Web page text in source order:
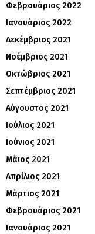
Φεβρουάριος 2022
Ιανουάριος 2022
Δεκέμβριος 2021
Νοέμβριος 2021
Οκτώβριος 2021
Σεπτέμβριος 2021
Αύγουστος 2021
Ιούλιος 2021
Ιούνιος 2021
Μάιος 2021
Απρίλιος 2021
Μάρτιος 2021
Φεβρουάριος 2021
Ιανουάριος 2021